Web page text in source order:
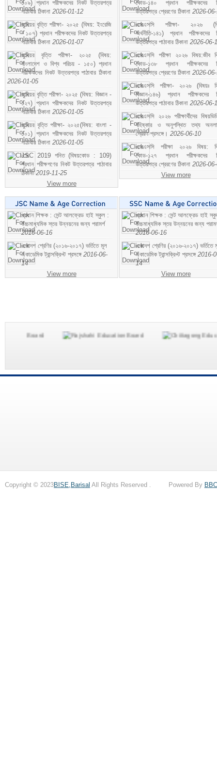
১০৯) প্রধান পরীক্ষকদের নিকট উত্তরপত্র
পাঠাবার ঠিকানা 2026-01-12
জুনিয়র বৃত্তি পরীক্ষা- ২০২৫ (বিষয়: ইংরেজি
- ১০৭) প্রধান পরীক্ষকদের নিকট উত্তরপত্র
পাঠাবার ঠিকানা 2026-01-07
জুনিয়র বৃত্তি পরীক্ষা- ২০২৫ (বিষয়:
বাংলাদেশ ও বিশ্ব পরিচয় - ১৫০) প্রধান
পরীক্ষকদের নিকট উত্তরপত্র পাঠাবার ঠিকানা
2026-01-05
জুনিয়র বৃত্তি পরীক্ষা- ২০২৫ (বিষয়: বিজ্ঞান -
১২৭) প্রধান পরীক্ষকদের নিকট উত্তরপত্র
পাঠাবার ঠিকানা 2026-01-05
জুনিয়র বৃত্তি পরীক্ষা- ২০২৫(বিষয়: বাংলা -
১০১) প্রধান পরীক্ষকদের নিকট উত্তরপত্র
পাঠাবার ঠিকানা 2026-01-05
JSC 2019 গনিত (বিষয়কোড : 109)
প্রধান পরীক্ষগণের নিকট উত্তরপত্র পাঠাবার
ঠিকানা2019-11-25
View more
কোড-১৪০ প্রধান পরীক্ষকদের
উত্তরপত্র প্রেরণের ঠিকানা 2026-
এসএসসি পরীক্ষা- ২০২৬
অর্থনীতি-১৪১) প্রধান পরীক্ষকদের
উত্তরপত্র পাঠাবার ঠিকানা 2026-06-
এসএসসি পরীক্ষা ২০২৬ বিষয়:জীব
কোড-১৩৮ প্রধান পরীক্ষকদের
উত্তরপত্র প্রেরণের ঠিকানা 2026-
এসএসসি পরীক্ষা- ২০২৬ (বিষয়ঃ
বিজ্ঞান-১৪৬) প্রধান পরীক্ষকদের
উত্তরপত্র পাঠাবার ঠিকানা 2026-06-
এসএসসি ২০২৬ পরীক্ষার্থীদের
বহিষ্কার ও অনুপস্থিত তথ্য
প্রেরণ প্রসঙ্গে। 2026-06-10
এসএসসি পরীক্ষা ২০২৬ বিষয়:
কোড-১২৭ প্রধান পরীক্ষকদের
উত্তরপত্র প্রেরণের ঠিকানা 2026-
View more
প্রধান শিক্ষক : সেন্ট আলফ্রেড হাই স্কুল :
উচ্চমাধ্যমিক স্তর উন্নয়নের জন্য পরামর্শ
2016-06-16
একাদশ শ্রেণির (২০১৬-২০১৭) ভর্তিতে মূল
একাডেমিক ট্রান্সক্রিপ্ট প্রসঙ্গে 2016-06-
14
View more
প্রধান শিক্ষক : সেন্ট আলফ্রেড হাই
উচ্চমাধ্যমিক স্তর উন্নয়নের জন্য
2016-06-16
একাদশ শ্রেণির (২০১৬-২০১৭) ভর্তিতে
একাডেমিক ট্রান্সক্রিপ্ট প্রসঙ্গে 2016-
14
View more
Copyright © 2023BISE,Barisal All Rights Reserved . Powered By